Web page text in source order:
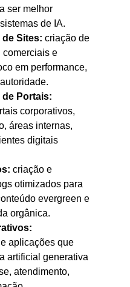
ser melhor
de IA.
Sites: criação de
comerciais e
em performance,
Portais:
corporativos,
áreas internas,
digitais
criação e
otimizados para
evergreen e
orgânica.
aplicações que
artificial generativa
atendimento,